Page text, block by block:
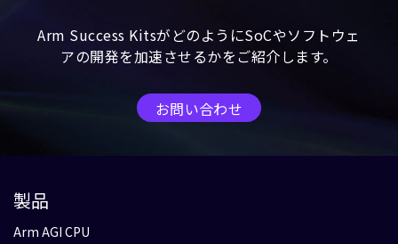
Arm Success KitsがどのようにSoCやソフトウェ
アの開発を加速させるかをご紹介します。
お問い合わせ
製品
Arm AGI CPU